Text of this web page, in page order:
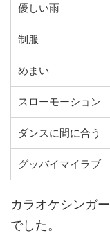
優しい雨
制服
めまい
スローモーション
ダンスに間に合う
グッバイマイラブ
カラオケシンガ
でした。